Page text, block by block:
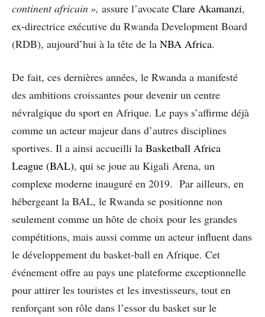
continent africain », assure l’avocate Clare Akamanzi,
ex-directrice exécutive du Rwanda Development Board
(RDB), aujourd’hui à la tête de la NBA Africa.
De fait, ces dernières années, le Rwanda a manifesté
des ambitions croissantes pour devenir un centre
névralgique du sport en Afrique. Le pays s’affirme déjà
comme un acteur majeur dans d’autres disciplines
sportives. Il a ainsi accueilli la Basketball Africa
League (BAL), qui se joue au Kigali Arena, un
complexe moderne inauguré en 2019. Par ailleurs, en
hébergeant la BAL, le Rwanda se positionne non
seulement comme un hôte de choix pour les grandes
compétitions, mais aussi comme un acteur influent dans
le développement du basket-ball en Afrique. Cet
événement offre au pays une plateforme exceptionnelle
pour attirer les touristes et les investisseurs, tout en
renforçant son rôle dans l’essor du basket sur le